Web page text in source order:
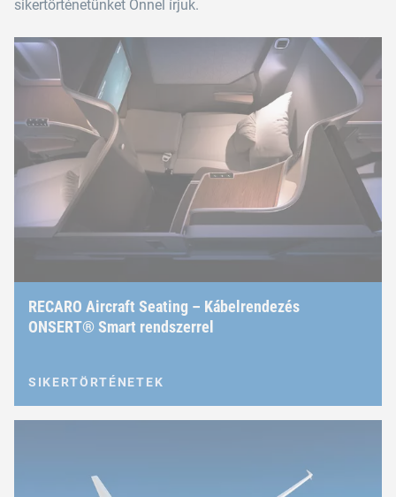
sikertörténetünket Önnel írjuk.
RECARO Aircraft Seating – Kábelrendezés
ONSERT® Smart rendszerrel
SIKERTÖRTÉNETEK